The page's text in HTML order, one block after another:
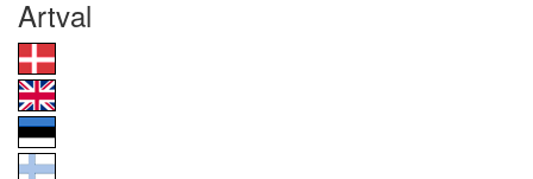
Artval